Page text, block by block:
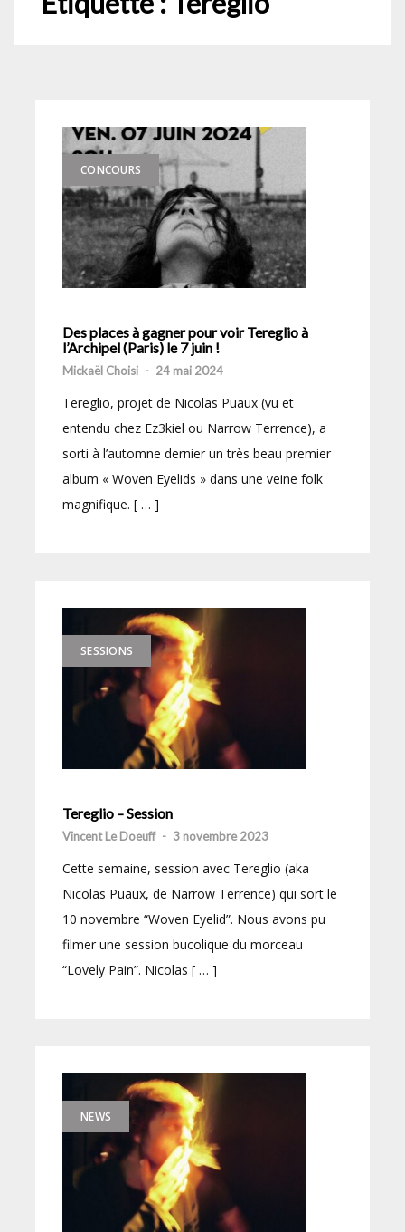
CONCOURS
Des places à gagner pour voir Tereglio à
l’Archipel (Paris) le 7 juin !
Mickaël Choisi - 24 mai 2024
Tereglio, projet de Nicolas Puaux (vu et
entendu chez Ez3kiel ou Narrow Terrence), a
sorti à l’automne dernier un très beau premier
album « Woven Eyelids » dans une veine folk
magnifique. [ … ]
SESSIONS
Tereglio – Session
Vincent Le Doeuff - 3 novembre 2023
Cette semaine, session avec Tereglio (aka
Nicolas Puaux, de Narrow Terrence) qui sort le
10 novembre “Woven Eyelid”. Nous avons pu
filmer une session bucolique du morceau
“Lovely Pain”. Nicolas [ … ]
NEWS